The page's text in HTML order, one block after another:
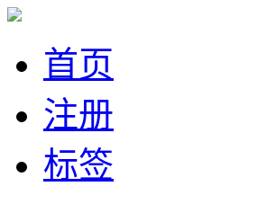
首页
注册
标签